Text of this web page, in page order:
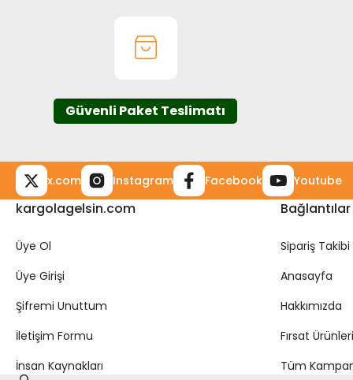
Ürün fiyatı diğer sitelerden daha pahalı.
Güvenli Paket Teslimatı
x.com Instagram Facebook Youtube
kargolagelsin.com
Üye Ol
Üye Girişi
Şifremi Unuttum
İletişim Formu
İnsan Kaynakları
Bağlantılar
Sipariş Takibi
Anasayfa
Hakkımızda
Fırsat Ürünleri
Tüm